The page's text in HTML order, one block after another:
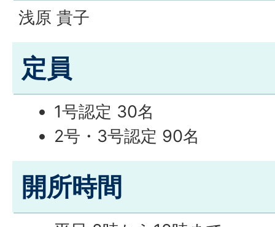
浅原 貴子
定員
1号認定 30名
2号・3号認定 90名
開所時間